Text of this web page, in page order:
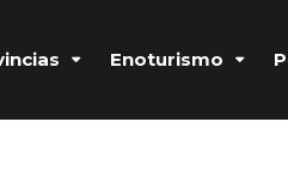
Enoturismo